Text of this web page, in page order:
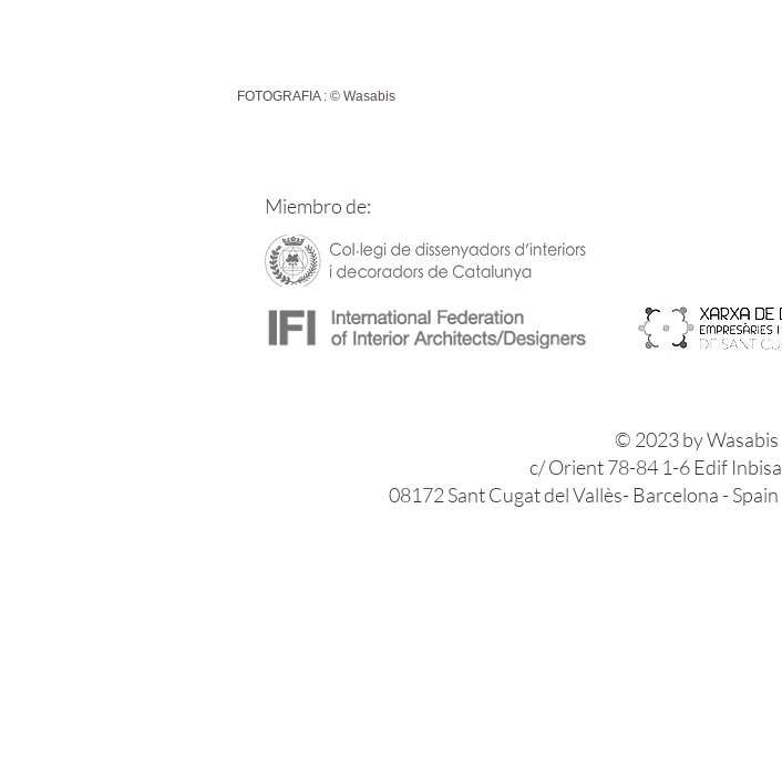
FOTOGRAFIA : © Wasabis
Miembro de:
​​© 2023 by Wasabis
c/ Orient 78-84 1-6 Edif Inbisa
08172 Sant Cugat del Vallès- Barcelona - Spain